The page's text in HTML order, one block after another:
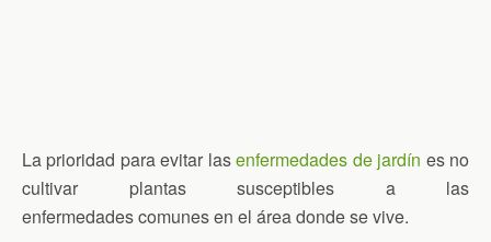
La prioridad para evitar lasenfermedades de jardín es no
cultivar plantas susceptibles a las
enfermedades comunes en el área donde se vive.